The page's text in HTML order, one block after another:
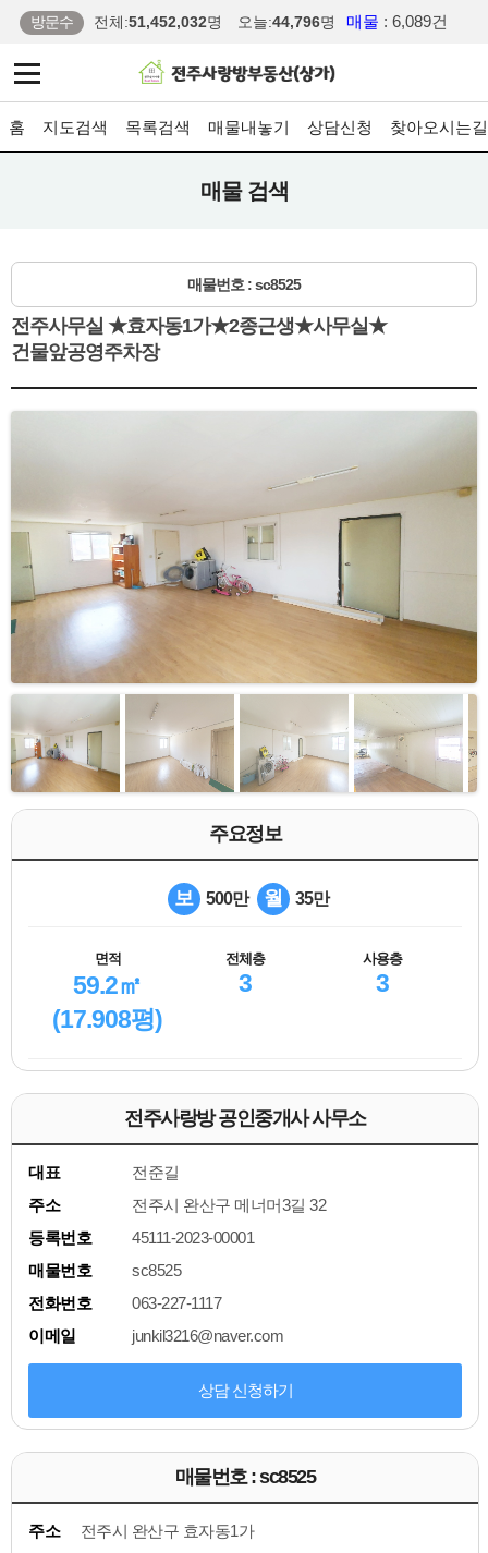
방문수 전체:51,452,032명 오늘:44,796명 매물 : 6,089건
홈 지도검색 목록검색 매물내놓기 상담신청 찾아오시는길
매물 검색
매물번호 : sc8525
전주사무실 ★효자동1가★2종근생★사무실★
건물앞공영주차장
주요정보
보 500만 월 35만
면적
59.2㎡
(17.908평)
전체층
3
사용층
3
전주사랑방 공인중개사 사무소
대표
전준길
주소
전주시 완산구 메너머3길 32
등록번호
45111-2023-00001
매물번호
sc8525
전화번호
063-227-1117
이메일
junkil3216@naver.com
상담 신청하기
매물번호 : sc8525
주소
전주시 완산구 효자동1가